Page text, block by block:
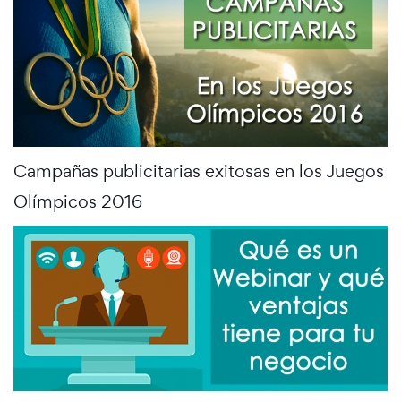
Campañas publicitarias exitosas en los Juegos
Olímpicos 2016